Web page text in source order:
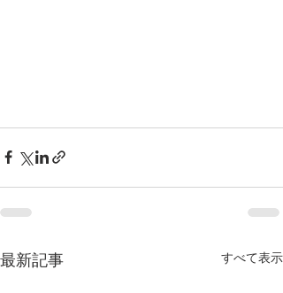
最新記事 すべて表示